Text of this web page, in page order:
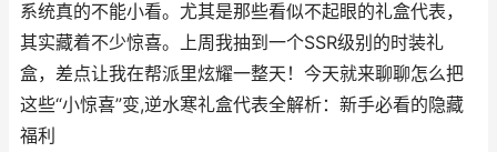
系统真的不能小看。尤其是那些看似不起眼的礼盒代表，
其实藏着不少惊喜。上周我抽到一个SSR级别的时装礼
盒，差点让我在帮派里炫耀一整天！今天就来聊聊怎么把
这些“小惊喜”变,逆水寒礼盒代表全解析：新手必看的隐藏
福利